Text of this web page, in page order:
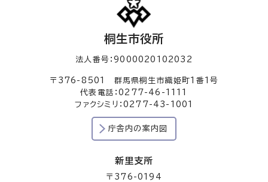
桐生市役所
法人番号：9000020102032
〒376-8501 群馬県桐生市織姫町1番1号
代表電話：0277-46-1111
ファクシミリ：0277-43-1001
庁舎内の案内図
新里支所
〒376-0194